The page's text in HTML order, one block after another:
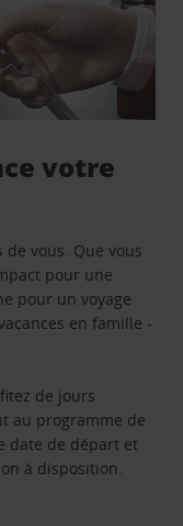
votre
vous. Que vous
pour une
pour un voyage
en famille -
de jours
au programme de
date de départ et
à disposition.